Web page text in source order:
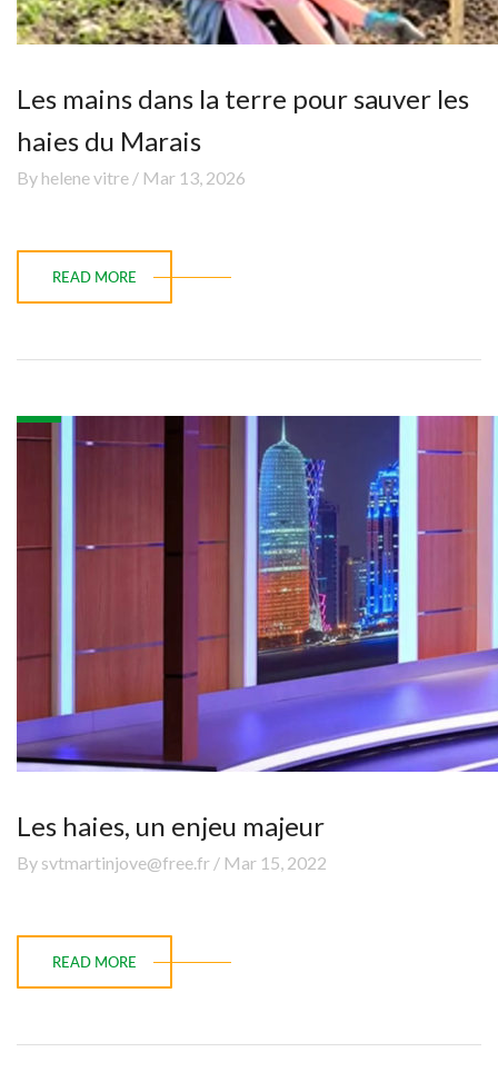
Les mains dans la terre pour sauver les
haies du Marais
By helene vitre / Mar 13, 2026
READ MORE
Les haies, un enjeu majeur
By svtmartinjove@free.fr / Mar 15, 2022
READ MORE